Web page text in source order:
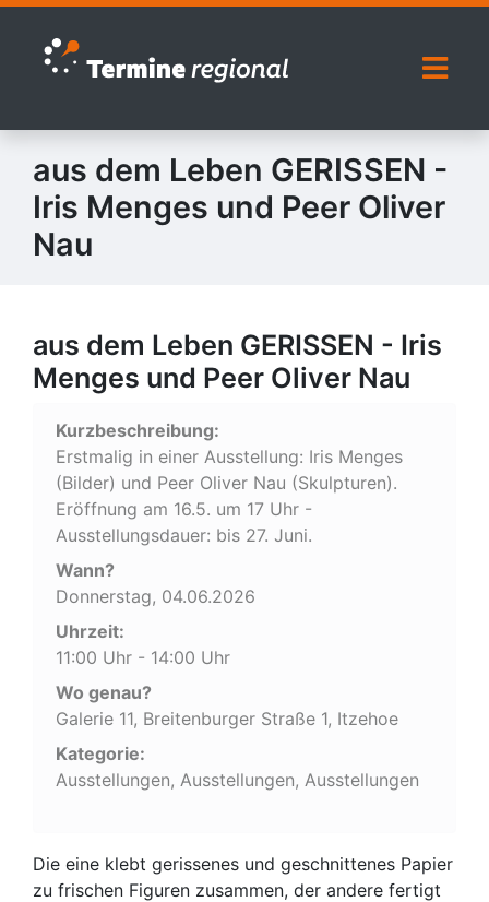
Zur Navigation springen
Zum Inhalt springen
aus dem Leben GERISSEN -
Iris Menges und Peer Oliver
Nau
aus dem Leben GERISSEN - Iris
Menges und Peer Oliver Nau
Kurzbeschreibung:
Erstmalig in einer Ausstellung: Iris Menges
(Bilder) und Peer Oliver Nau (Skulpturen).
Eröffnung am 16.5. um 17 Uhr -
Ausstellungsdauer: bis 27. Juni.
Wann?
Donnerstag, 04.06.2026
Uhrzeit:
11:00 Uhr - 14:00 Uhr
Wo genau?
Galerie 11, Breitenburger Straße 1, Itzehoe
Kategorie:
Ausstellungen, Ausstellungen, Ausstellungen
Die eine klebt gerissenes und geschnittenes Papier
zu frischen Figuren zusammen, der andere fertigt